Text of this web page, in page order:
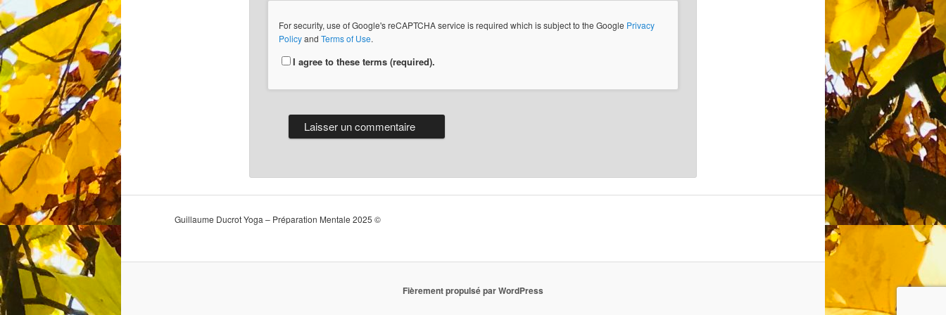
For security, use of Google's reCAPTCHA service is required which is subject to the Google Privacy
Policyand Terms of Use.
I agree to these terms (required).
Guillaume Ducrot Yoga – Préparation Mentale 2025 ©
Fièrement propulsé par WordPress